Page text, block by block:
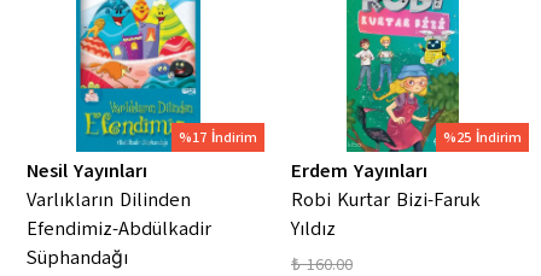
%17 İndirim
Nesil Yayınları
Varlıkların Dilinden
Efendimiz-Abdülkadir
Süphandağı
%25 İndirim
Erdem Yayınları
Robi Kurtar Bizi-Faruk
Yıldız
₺ 160.00